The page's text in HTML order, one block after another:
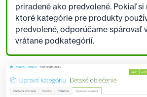
priradené ako predvolené. Pokiaľ si
ktoré kategórie pre produkty
predvolené, odporúčame spárovať
vrátane podkategórií.